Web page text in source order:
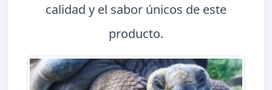
calidad y el sabor únicos de este
producto.